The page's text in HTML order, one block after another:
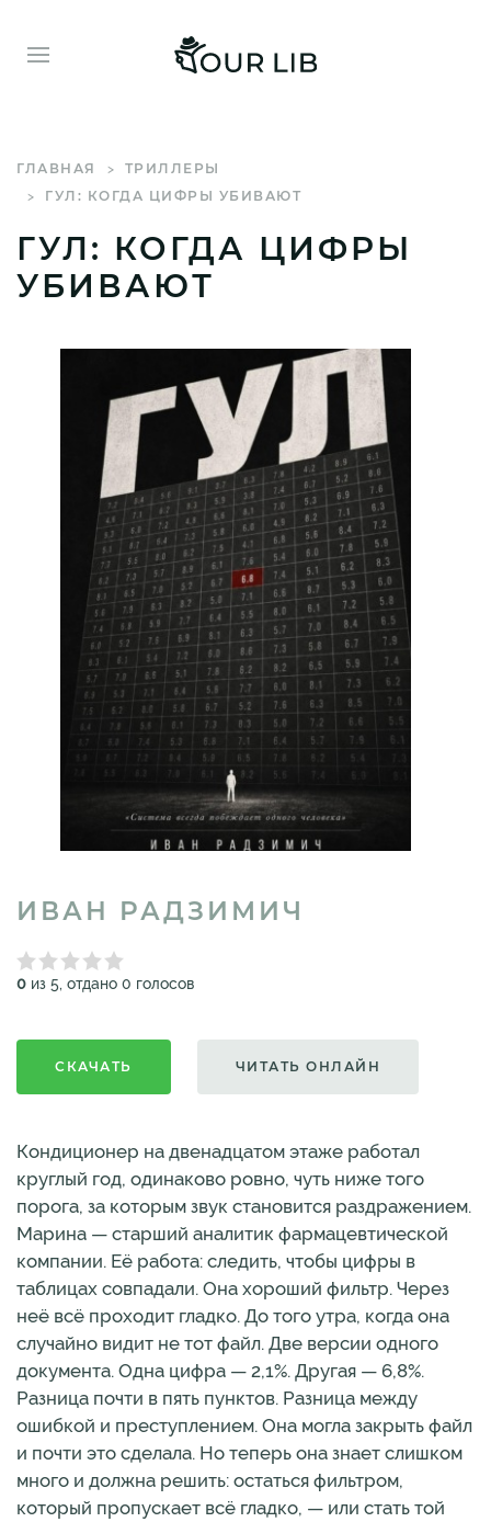
ГЛАВНАЯ
ТРИЛЛЕРЫ
ГУЛ: КОГДА ЦИФРЫ УБИВАЮТ
ГУЛ: КОГДА ЦИФРЫ
УБИВАЮТ
ИВАН РАДЗИМИЧ
0 из 5, отдано 0 голосов
СКАЧАТЬ ЧИТАТЬ ОНЛАЙН
Кондиционер на двенадцатом этаже работал
круглый год, одинаково ровно, чуть ниже того
порога, за которым звук становится раздражением.
Марина — старший аналитик фармацевтической
компании. Её работа: следить, чтобы цифры в
таблицах совпадали. Она хороший фильтр. Через
неё всё проходит гладко. До того утра, когда она
случайно видит не тот файл. Две версии одного
документа. Одна цифра — 2,1%. Другая — 6,8%.
Разница почти в пять пунктов. Разница между
ошибкой и преступлением. Она могла закрыть файл
и почти это сделала. Но теперь она знает слишком
много и должна решить: остаться фильтром,
который пропускает всё гладко, — или стать той